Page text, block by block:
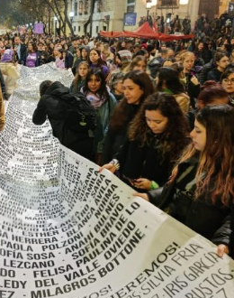
desde el bajo delta
y escuchar a isleños,
y vecinos que
un territorio en disputa.
PDF